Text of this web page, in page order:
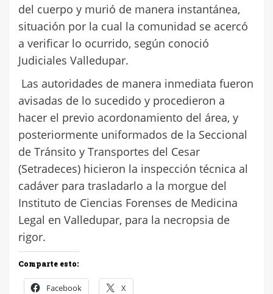
del cuerpo y murió de manera instantánea,
situación por la cual la comunidad se acercó
a verificar lo ocurrido, según conoció
Judiciales Valledupar.
Las autoridades de manera inmediata fueron
avisadas de lo sucedido y procedieron a
hacer el previo acordonamiento del área, y
posteriormente uniformados de la Seccional
de Tránsito y Transportes del Cesar
(Setradeces) hicieron la inspección técnica al
cadáver para trasladarlo a la morgue del
Instituto de Ciencias Forenses de Medicina
Legal en Valledupar, para la necropsia de
rigor.
Comparte esto:
Facebook X